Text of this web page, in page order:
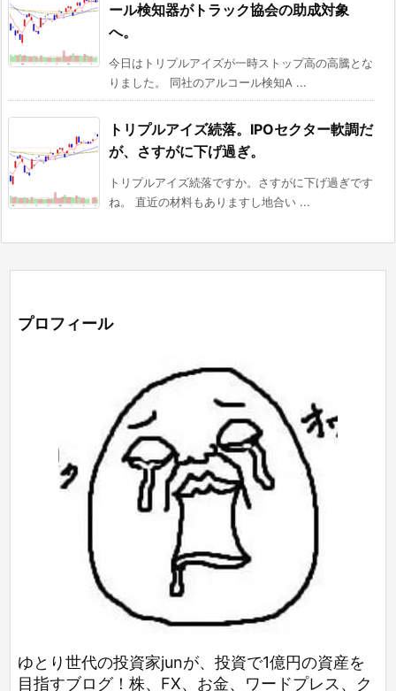
ール検知器がトラック協会の助成対象
へ。
今日はトリプルアイズが一時ストップ高の高騰とな
りました。 同社のアルコール検知A ...
トリプルアイズ続落。IPOセクター軟調だ
が、さすがに下げ過ぎ。
トリプルアイズ続落ですか。さすがに下げ過ぎです
ね。 直近の材料もありますし地合い ...
プロフィール
ゆとり世代の投資家junが、投資で1億円の資産を
目指すブログ！株、FX、お金、ワードプレス、ク